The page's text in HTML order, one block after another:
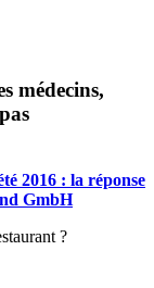
médecins,
2016 : la réponse
GmbH
?